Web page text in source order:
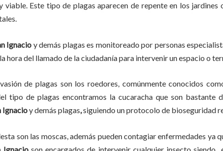
viable. Este tipo de plagas aparecen de repente en los
Ignacio y demás plagas es monitoreado por personas
hora del llamado de la ciudadanía para intervenir un espacio o
de plagas son los roedores, comúnmente conocidos
tipo de plagas encontramos la cucaracha que son bastante
Ignacioy demás plagas,siguiendo un protocolo de bioseguridad
son las moscas, además pueden contagiar enfermedades ya